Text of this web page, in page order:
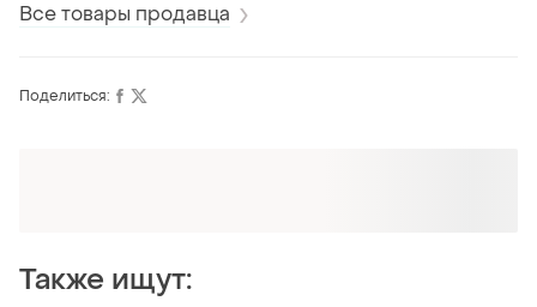
Все товары продавца
Поделиться:
Также ищут: